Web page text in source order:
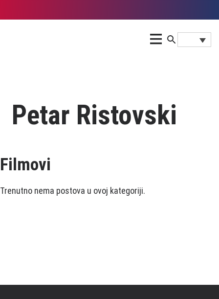
Petar Ristovski
Filmovi
Trenutno nema postova u ovoj kategoriji.